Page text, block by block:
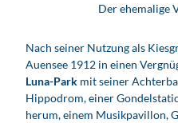
Der ehemalige
Nach seiner Nutzung als
Auensee 1912 in einen
Luna-Park mit seiner
Hippodrom, einer
herum, einem Musikpavillon,